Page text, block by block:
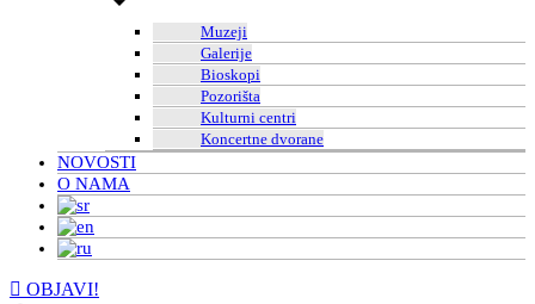
Muzeji
Galerije
Bioskopi
Pozorišta
Kulturni centri
Koncertne dvorane
NOVOSTI
O NAMA
OBJAVI!